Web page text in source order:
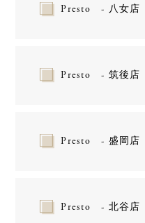
Presto - 八女店
Presto - 筑後店
Presto - 盛岡店
Presto - 北谷店